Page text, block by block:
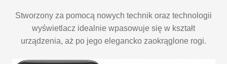
Stworzony za pomocą nowych technik oraz technologii
wyświetlacz idealnie wpasowuje się w kształt
urządzenia, aż po jego elegancko zaokrąglone rogi.